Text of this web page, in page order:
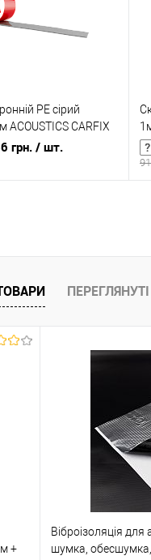
PE сірий
CARFIX
грн. / шт.
У наявності
+
Віброізоляція для
шумка, обесшумка,